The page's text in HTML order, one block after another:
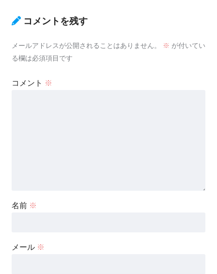
コメントを残す
メールアドレスが公開されることはありません。 ※ が付いてい
る欄は必須項目です
コメント ※
名前 ※
メール ※